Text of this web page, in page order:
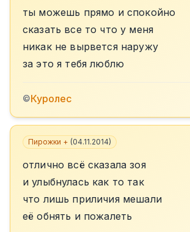
ты можешь прямо и спокойно
сказать все то что у меня
никак не вырвется наружу
за это я тебя люблю
©Куролес
Пирожки + (04.11.2014)
отлично всё сказала зоя
и улыбнулась как то так
что лишь приличия мешали
её обнять и пожалеть